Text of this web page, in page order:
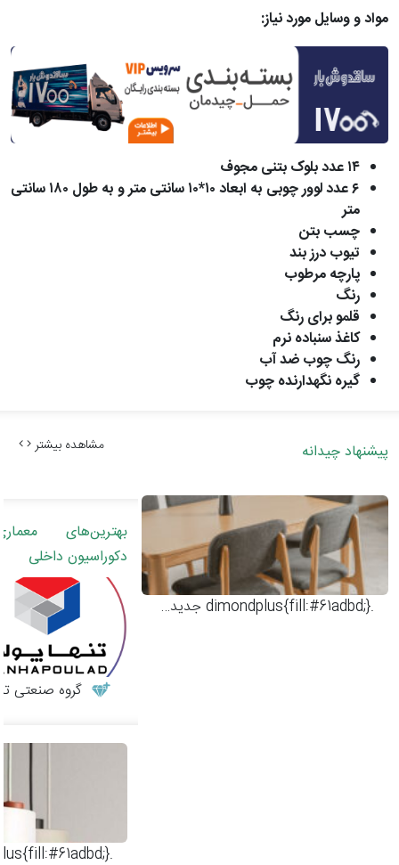
مواد و وسایل مورد نیاز:
۱۴ عدد بلوک بتنی مجوف
۶ عدد لوور چوبی به ابعاد ۱۰*۱۰ سانتی متر و به طول ۱۸۰ سانتی
متر
چسب بتن
تیوب درز بند
پارچه مرطوب
رنگ
قلمو برای رنگ
کاغذ سنباده نرم
رنگ چوب ضد آب
گیره نگهدارنده چوب
پیشنهاد چیدانه مشاهده بیشتر
.dimondplus{fill:#61adbd;} جدیدترین مدل‌های میز و صندلی چوبی مدرن
بهترین‌های
دکوراسیون داخلی
گروه صنعتی تنها
.dimondplus{fill:#61adbd;}